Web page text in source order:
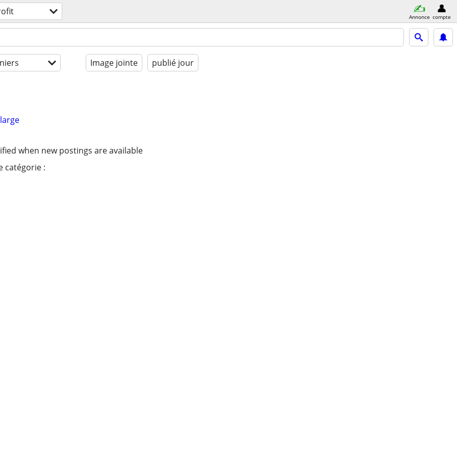
Annonce compte
Image jointe publié jour
when new postings are available
catégorie :